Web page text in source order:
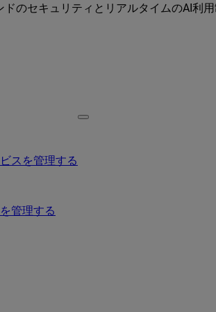
のセキュリティとリアルタイムのAI利
スを管理する
管理する